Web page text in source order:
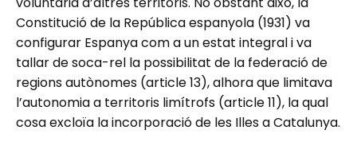
Constitució de la República espanyola (1931) va
configurar Espanya com a un estat integral i va
tallar de soca-rel la possibilitat de la federació de
regions autònomes (article 13), alhora que limitava
l’autonomia a territoris limítrofs (article 11), la qual
cosa excloïa la incorporació de les Illes a Catalunya.